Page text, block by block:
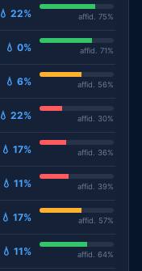
💧 22% affid. 75%
💧 0% affid. 71%
💧 6% affid. 56%
💧 22% affid. 30%
💧 17% affid. 36%
💧 11% affid. 39%
💧 17% affid. 57%
💧 11% affid. 64%